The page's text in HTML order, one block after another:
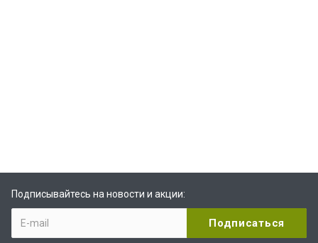
Подписывайтесь на новости и акции: